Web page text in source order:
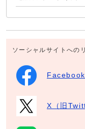
ソーシャルサイトへの
X（旧